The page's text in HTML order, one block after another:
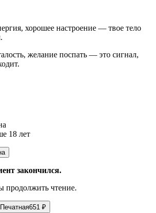
хорошее настроение — твое тело
желание поспать — это сигнал,
18 лет
закончился.
продолжить чтение.
Печатная651 ₽